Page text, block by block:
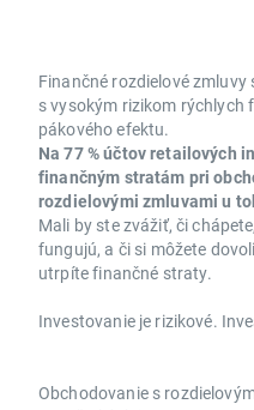
Finančné rozdielové
s vysokým rizikom
pákového efektu.
Na 77 % účtov retailových
finančným stratám pri
rozdielovými zmluvami u
Mali by ste zvážiť, či
fungujú, a či si môžete
utrpíte finančné straty.
Investovanie je rizikové.
Obchodovanie s